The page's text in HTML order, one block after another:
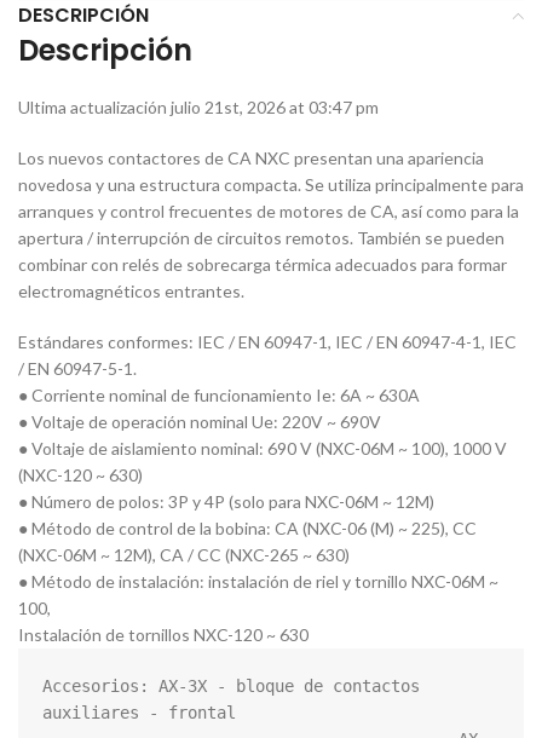
DESCRIPCIÓN
Descripción
Ultima actualización julio 21st, 2026 at 03:47 pm
Los nuevos contactores de CA NXC presentan una apariencia
novedosa y una estructura compacta. Se utiliza principalmente para
arranques y control frecuentes de motores de CA, así como para la
apertura / interrupción de circuitos remotos. También se pueden
combinar con relés de sobrecarga térmica adecuados para formar
electromagnéticos entrantes.
Estándares conformes: IEC / EN 60947-1, IEC / EN 60947-4-1, IEC
/ EN 60947-5-1.
● Corriente nominal de funcionamiento Ie: 6A ~ 630A
● Voltaje de operación nominal Ue: 220V ~ 690V
● Voltaje de aislamiento nominal: 690 V (NXC-06M ~ 100), 1000 V
(NXC-120 ~ 630)
● Número de polos: 3P y 4P (solo para NXC-06M ~ 12M)
● Método de control de la bobina: CA (NXC-06 (M) ~ 225), CC
(NXC-06M ~ 12M), CA / CC (NXC-265 ~ 630)
● Método de instalación: instalación de riel y tornillo NXC-06M ~
100,
Instalación de tornillos NXC-120 ~ 630
Accesorios: AX-3X - bloque de contactos
auxiliares - frontal